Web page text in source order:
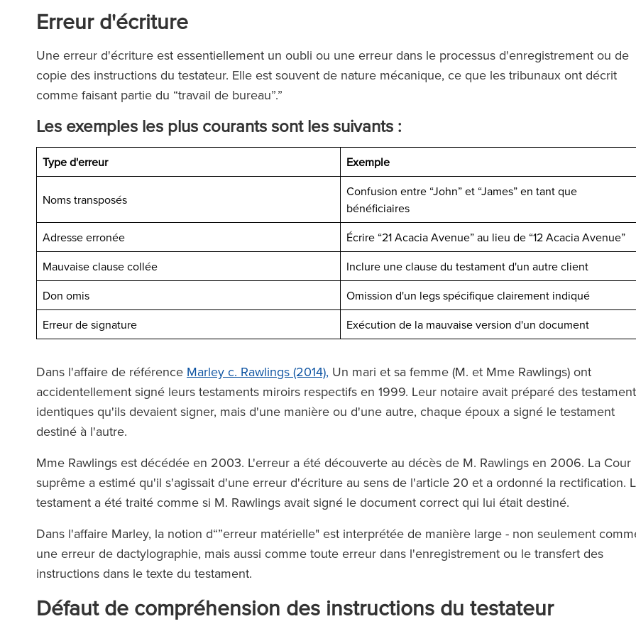
Erreur d'écriture
Une erreur d'écriture est essentiellement un oubli ou une erreur dans le processus d'enregistrement ou de
copie des instructions du testateur. Elle est souvent de nature mécanique, ce que les tribunaux ont décrit
comme faisant partie du “travail de bureau”.”
Les exemples les plus courants sont les suivants :
Type d'erreur Exemple
Noms transposés
Confusion entre “John” et “James” en tant que
bénéficiaires
Adresse erronée
Écrire “21 Acacia Avenue” au lieu de “12 Acacia Avenue”
Mauvaise clause collée
Inclure une clause du testament d'un autre client
Don omis
Omission d'un legs spécifique clairement indiqué
Erreur de signature
Exécution de la mauvaise version d'un document
Dans l'affaire de référence Marley c. Rawlings (2014), Un mari et sa femme (M. et Mme Rawlings) ont
accidentellement signé leurs testaments miroirs respectifs en 1999. Leur notaire avait préparé des
identiques qu'ils devaient signer, mais d'une manière ou d'une autre, chaque époux a signé le testament
destiné à l'autre.
Mme Rawlings est décédée en 2003. L'erreur a été découverte au décès de M. Rawlings en 2006. La Cour
suprême a estimé qu'il s'agissait d'une erreur d'écriture au sens de l'article 20 et a ordonné la rectification.
testament a été traité comme si M. Rawlings avait signé le document correct qui lui était destiné.
Dans l'affaire Marley, la notion d“”erreur matérielle" est interprétée de manière large - non seulement
une erreur de dactylographie, mais aussi comme toute erreur dans l'enregistrement ou le transfert des
instructions dans le texte du testament.
Défaut de compréhension des instructions du testateur
de Ronald Fletcher
incroyablement réactive
compétente. J'ai été
à plusieurs reprises à
avec des locataires
et leur aide s'est
Legal 500 (en anglais)
‘Le cabinet dispose d'avocats
exceptionnels à tous les niveaux.
Lorsque vous faites appel à un
avocat de RFB, vous sentez toute
la force de l'équipe qui vous
soutient.’
The Legal 500 (en anglais)
‘RFB offre des services du cercle
magique sans pratiquer les
du cercle magique.’
(2024)